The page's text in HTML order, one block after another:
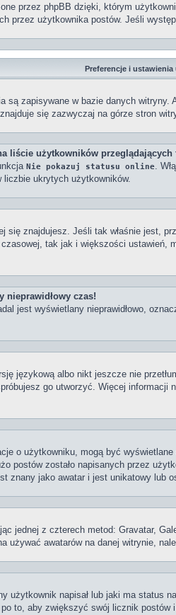
przez phpBB dzięki, którym
przez użytkownika postów. Jeśli
Preferencje i
zapisywane w bazie danych
znajduje się zazwyczaj na górze stron
liście użytkowników przeglądających
Nie pokazuj statusu online.
liczbie ukrytych użytkowników.
znajdujesz. Jeśli tak właśnie jest,
tak jak i większości
nieprawidłowy czas!
jest wyświetlany nieprawidłowo,
językową albo nikt jeszcze nie
go utworzyć. Więcej
o użytkowniku, mogą być
postów zostało napisanych przez
znany jako awatar i jest unikatowy lub
jednej z czterech metod: Gravatar,
używać awatarów na danej witrynie,
użytkownik napisał lub jaki ma
to, aby zwiększyć swój licznik